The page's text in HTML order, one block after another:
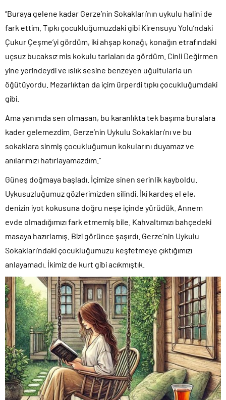
‘’Buraya gelene kadar Gerze’nin Sokakları’nın uykulu halini de
fark ettim. Tıpkı çocukluğumuzdaki gibi Kirensuyu Yolu’ndaki
Çukur Çeşme’yi gördüm, iki ahşap konağı, konağın etrafındaki
uçsuz bucaksız mis kokulu tarlaları da gördüm. Cinli Değirmen
yine yerindeydi ve ıslık sesine benzeyen uğultularla un
öğütüyordu. Mezarlıktan da içim ürperdi tıpkı çocukluğumdaki
gibi.
Ama yanımda sen olmasan, bu karanlıkta tek başıma buralara
kader gelemezdim. Gerze’nin Uykulu Sokakları’nı ve bu
sokaklara sinmiş çocukluğumun kokularını duyamaz ve
anılarımızı hatırlayamazdım.’’
Güneş doğmaya başladı. İçimize sinen serinlik kayboldu.
Uykusuzluğumuz gözlerimizden silindi. İki kardeş el ele,
denizin iyot kokusuna doğru neşe içinde yürüdük. Annem
evde olmadığımızı fark etmemiş bile. Kahvaltımızı bahçedeki
masaya hazırlamış. Bizi görünce şaşırdı. Gerze’nin Uykulu
Sokakları’ndaki çocukluğumuzu keşfetmeye çıktığımızı
anlayamadı. İkimiz de kurt gibi acıkmıştık.